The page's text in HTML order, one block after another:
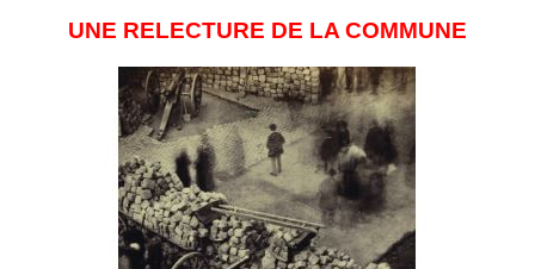
UNE RELECTURE DE LA COMMUNE